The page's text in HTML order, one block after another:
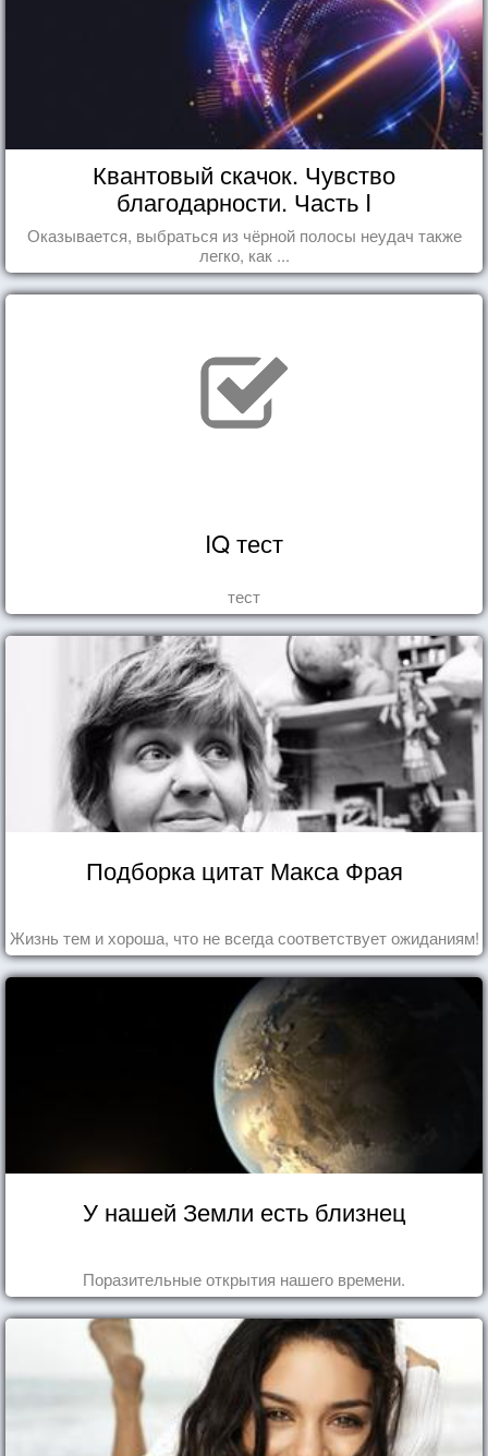
Квантовый скачок. Чувство
благодарности. Часть I
Оказывается, выбраться из чёрной полосы неудач также
легко, как ...
IQ тест
тест
Подборка цитат Макса Фрая
Жизнь тем и хороша, что не всегда соответствует ожиданиям!
У нашей Земли есть близнец
Поразительные открытия нашего времени.